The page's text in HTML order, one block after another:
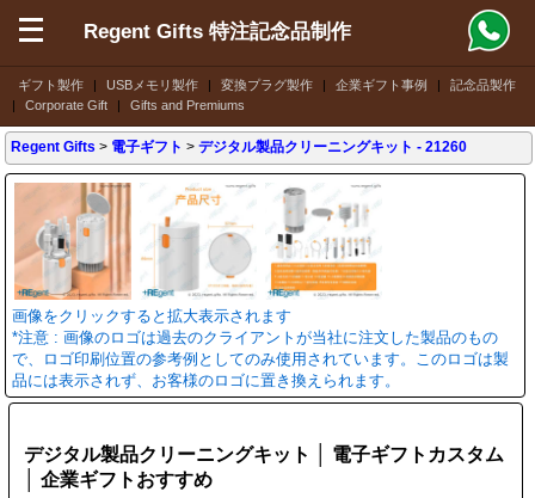
ギフト製作 | USBメモリ製作 | 変換プラグ製作 | 企業ギフト事例 |
記念品製作
|
Corporate Gift | Gifts and Premiums
Regent Gifts 特注記念品制作
Regent Gifts > 電子ギフト >デジタル製品クリーニングキット - 21260
画像をクリックすると拡大表示されます
*注意 : 画像のロゴは過去のクライアントが当社に注文した製品のもの
で、ロゴ印刷位置の参考例としてのみ使用されています。このロゴは製
品には表示されず、お客様のロゴに置き換えられます。
デジタル製品クリーニングキット │ 電子ギフトカスタム
│ 企業ギフトおすすめ